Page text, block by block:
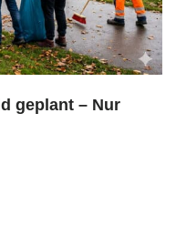
geplant – Nur